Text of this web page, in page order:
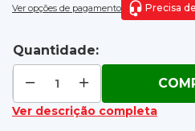
Ver opções de pagamento Precisa
Quantidade:
Ver descrição completa